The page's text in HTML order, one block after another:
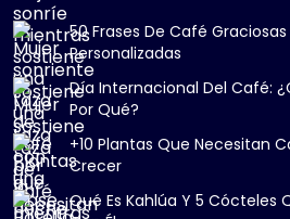
50 Frases De Café Graciosas
Personalizadas
Día Internacional Del Café:
Por Qué?
+10 Plantas Que Necesitan
Crecer
Qué Es Kahlúa Y 5 Cócteles